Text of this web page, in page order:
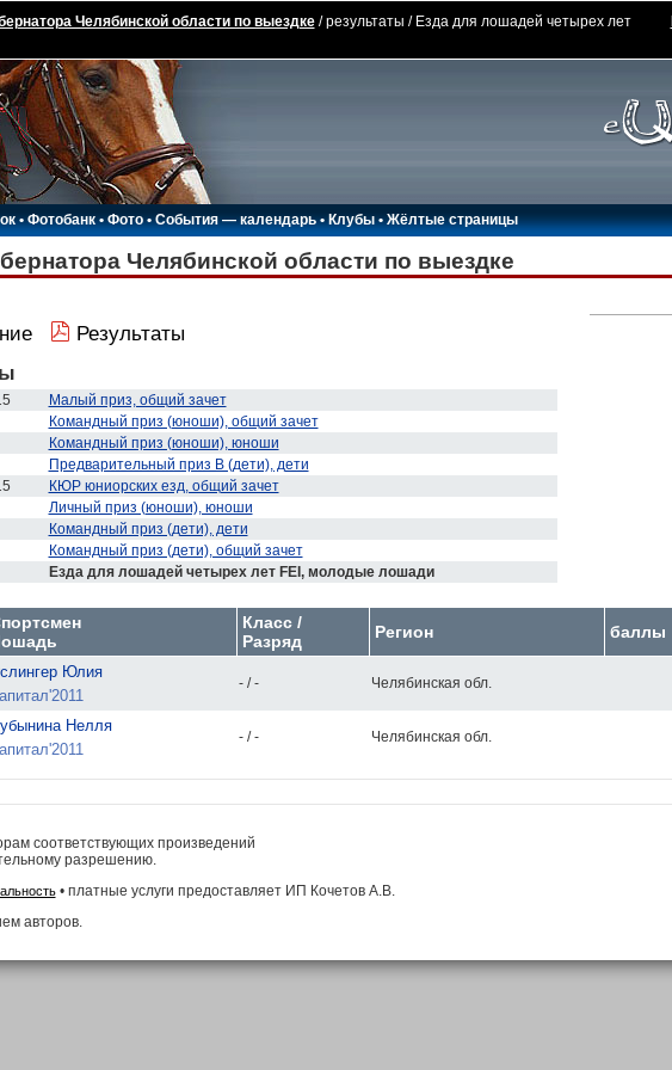
Челябинской области по выездке/ результаты / Езда для лошадей четырех лет
•Фотобанк •Фото•События — календарь•Клубы •Жёлтые страницы
Челябинской области по выездке
Результаты
Малый приз, общий зачет
Командный приз (юноши), общий зачет
Командный приз (юноши), юноши
Предварительный приз В (дети), дети
КЮР юниорских езд, общий зачет
Личный приз (юноши), юноши
Командный приз (дети), дети
Командный приз (дети), общий зачет
Езда для лошадей четырех лет FEI, молодые лошади
Класс /
Разряд
Регион баллы
Юлия
- / - Челябинская обл.
Нелля
- / - Челябинская обл.
соответствующих произведений
разрешению.
• платные услуги предоставляет ИП Кочетов А.В.
авторов.